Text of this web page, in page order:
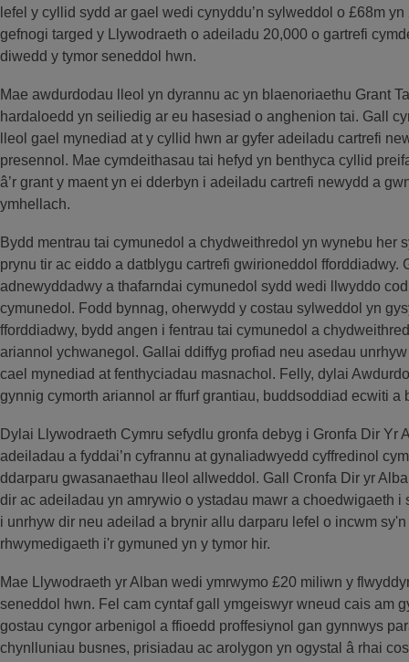
lefel y cyllid sydd ar gael wedi cynyddu’n sylweddol o £68m
gefnogi targed y Llywodraeth o adeiladu 20,000 o gartrefi
diwedd y tymor seneddol hwn.
Mae awdurdodau lleol yn dyrannu ac yn blaenoriaethu Grant
hardaloedd yn seiliedig ar eu hasesiad o anghenion tai. Gall
lleol gael mynediad at y cyllid hwn ar gyfer adeiladu cartrefi
presennol. Mae cymdeithasau tai hefyd yn benthyca cyllid
â’r grant y maent yn ei dderbyn i adeiladu cartrefi newydd a
ymhellach.
Bydd mentrau tai cymunedol a chydweithredol yn wynebu her
prynu tir ac eiddo a datblygu cartrefi gwirioneddol fforddiadwy.
adnewyddadwy a thafarndai cymunedol sydd wedi llwyddo
cymunedol. Fodd bynnag, oherwydd y costau sylweddol yn
fforddiadwy, bydd angen i fentrau tai cymunedol a
ariannol ychwanegol. Gallai ddiffyg profiad neu asedau
cael mynediad at fenthyciadau masnachol. Felly, dylai
gynnig cymorth ariannol ar ffurf grantiau, buddsoddiad ecwiti
Dylai Llywodraeth Cymru sefydlu gronfa debyg i Gronfa Dir Yr
adeiladau a fyddai’n cyfrannu at gynaliadwyedd cyffredinol
ddarparu gwasanaethau lleol allweddol. Gall Cronfa Dir yr
dir ac adeiladau yn amrywio o ystadau mawr a choedwigaeth
i unrhyw dir neu adeilad a brynir allu darparu lefel o incwm
rhwymedigaeth i'r gymuned yn y tymor hir.
Mae Llywodraeth yr Alban wedi ymrwymo £20 miliwn y
seneddol hwn. Fel cam cyntaf gall ymgeiswyr wneud cais am
gostau cyngor arbenigol a ffioedd proffesiynol gan gynnwys
chynlluniau busnes, prisiadau ac arolygon yn ogystal â rhai